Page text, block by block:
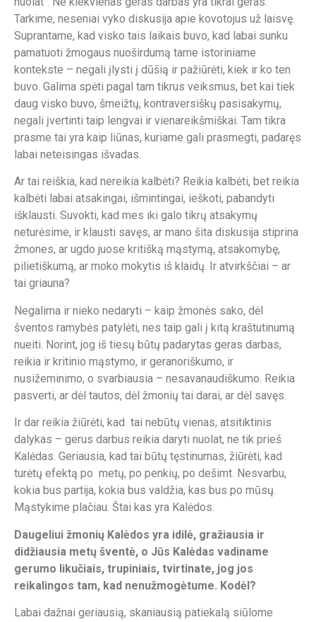
Tarkime, neseniai vyko diskusija apie kovotojus už laisvę.
Suprantame, kad visko tais laikais buvo, kad labai sunku
pamatuoti žmogaus nuoširdumą tame istoriniame
kontekste – negali įlysti į dūšią ir pažiūrėti, kiek ir ko ten
buvo. Galima spėti pagal tam tikrus veiksmus, bet kai tiek
daug visko buvo, šmeižtų, kontraversiškų pasisakymų,
negali įvertinti taip lengvai ir vienareikšmiškai. Tam tikra
prasme tai yra kaip liūnas, kuriame gali prasmegti, padaręs
labai neteisingas išvadas.
Ar tai reiškia, kad nereikia kalbėti? Reikia kalbėti, bet reikia
kalbėti labai atsakingai, išmintingai, ieškoti, pabandyti
išklausti. Suvokti, kad mes iki galo tikrų atsakymų
neturėsime, ir klausti savęs, ar mano šita diskusija stiprina
žmones, ar ugdo juose kritišką mąstymą, atsakomybę,
pilietiškumą, ar moko mokytis iš klaidų. Ir atvirkščiai – ar
tai griauna?
Negalima ir nieko nedaryti – kaip žmonės sako, dėl
šventos ramybės patylėti, nes taip gali į kitą kraštutinumą
nueiti. Norint, jog iš tiesų būtų padarytas geras darbas,
reikia ir kritinio mąstymo, ir geranoriškumo, ir
nusižeminimo, o svarbiausia – nesavanaudiškumo. Reikia
pasverti, ar dėl tautos, dėl žmonių tai darai, ar dėl savęs.
Ir dar reikia žiūrėti, kad tai nebūtų vienas, atsitiktinis
dalykas – gerus darbus reikia daryti nuolat, ne tik prieš
Kalėdas. Geriausia, kad tai būtų tęstinumas, žiūrėti, kad
turėtų efektą po metų, po penkių, po dešimt. Nesvarbu,
kokia bus partija, kokia bus valdžia, kas bus po mūsų.
Mąstykime plačiau. Štai kas yra Kalėdos.
Daugeliui žmonių Kalėdos yra idilė, gražiausia ir
didžiausia metų šventė, o Jūs Kalėdas vadiname
gerumo likučiais, trupiniais, tvirtinate, jog jos
reikalingos tam, kad nenužmogėtume. Kodėl?
Labai dažnai geriausią, skaniausią patiekalą siūlome